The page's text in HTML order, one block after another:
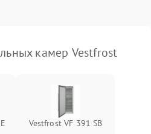
камер Vestfrost
Vestfrost VF 391 SB